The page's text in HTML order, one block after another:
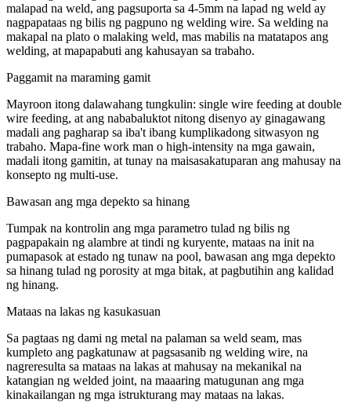
malapad na weld, ang pagsuporta sa 4-5mm na lapad ng weld ay
nagpapataas ng bilis ng pagpuno ng welding wire. Sa welding na
makapal na plato o malaking weld, mas mabilis na matatapos ang
welding, at mapapabuti ang kahusayan sa trabaho.
Paggamit na maraming gamit
Mayroon itong dalawahang tungkulin: single wire feeding at double
wire feeding, at ang nababaluktot nitong disenyo ay ginagawang
madali ang pagharap sa iba't ibang kumplikadong sitwasyon ng
trabaho. Mapa-fine work man o high-intensity na mga gawain,
madali itong gamitin, at tunay na maisasakatuparan ang mahusay na
konsepto ng multi-use.
Bawasan ang mga depekto sa hinang
Tumpak na kontrolin ang mga parametro tulad ng bilis ng
pagpapakain ng alambre at tindi ng kuryente, mataas na init na
pumapasok at estado ng tunaw na pool, bawasan ang mga depekto
sa hinang tulad ng porosity at mga bitak, at pagbutihin ang kalidad
ng hinang.
Mataas na lakas ng kasukasuan
Sa pagtaas ng dami ng metal na palaman sa weld seam, mas
kumpleto ang pagkatunaw at pagsasanib ng welding wire, na
nagreresulta sa mataas na lakas at mahusay na mekanikal na
katangian ng welded joint, na maaaring matugunan ang mga
kinakailangan ng mga istrukturang may mataas na lakas.